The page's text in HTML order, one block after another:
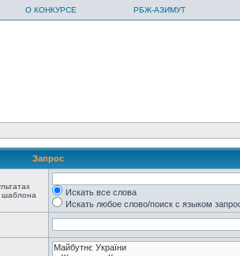
О КОНКУРСЕ РБЖ-АЗИМУТ
Запрос
шаблона
Искать все слова
Искать любое слово/поиск с языком